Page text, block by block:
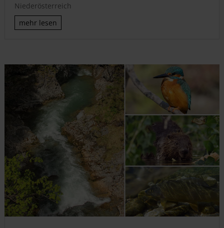
Niederösterreich
mehr lesen